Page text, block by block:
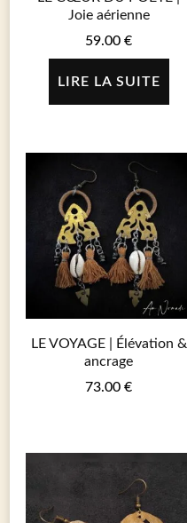
Joie aérienne
59.00€
LIRE LA SUITE
LE VOYAGE | Élévation &
ancrage
73.00€